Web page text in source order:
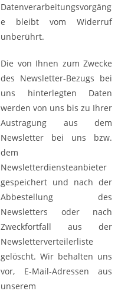
Datenverarbeitungsvorgäng
e bleibt vom Widerruf
unberührt.
Die von Ihnen zum Zwecke
des Newsletter-Bezugs bei
uns hinterlegten Daten
werden von uns bis zu Ihrer
Austragung aus dem
Newsletter bei uns bzw.
dem
Newsletterdiensteanbieter
gespeichert und nach der
Abbestellung des
Newsletters oder nach
Zweckfortfall aus der
Newsletterverteilerliste
gelöscht. Wir behalten uns
vor, E-Mail-Adressen aus
unserem